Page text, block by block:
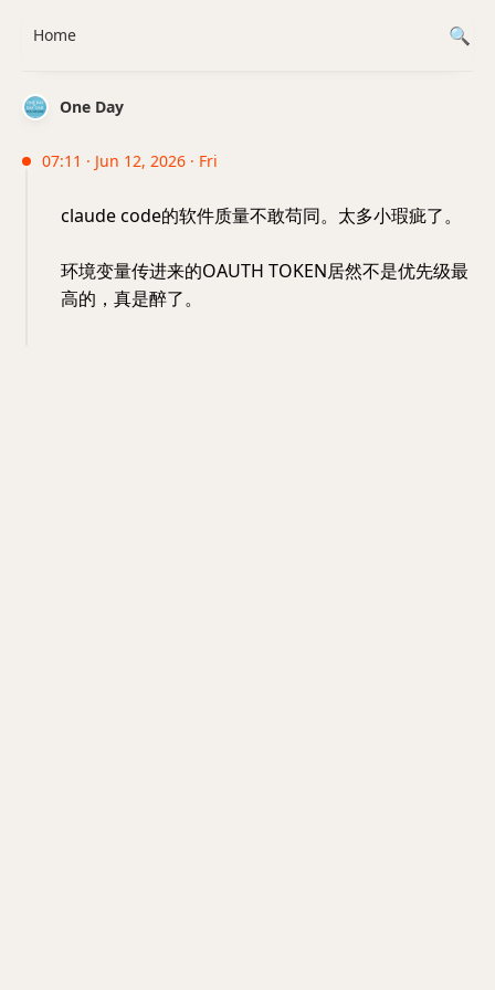
One Day
07:11 · Jun 12, 2026 · Fri
claude code的软件质量不敢苟同。太多小瑕疵了。
环境变量传进来的OAUTH TOKEN居然不是优先级最
高的，真是醉了。
Home